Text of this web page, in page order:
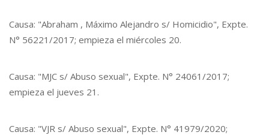
Causa: "Abraham , Máximo Alejandro s/ Homicidio", Expte.
N° 56221/2017; empieza el miércoles 20.
Causa: "MJC s/ Abuso sexual", Expte. N° 24061/2017;
empieza el jueves 21.
Causa: "VJR s/ Abuso sexual", Expte. N° 41979/2020;